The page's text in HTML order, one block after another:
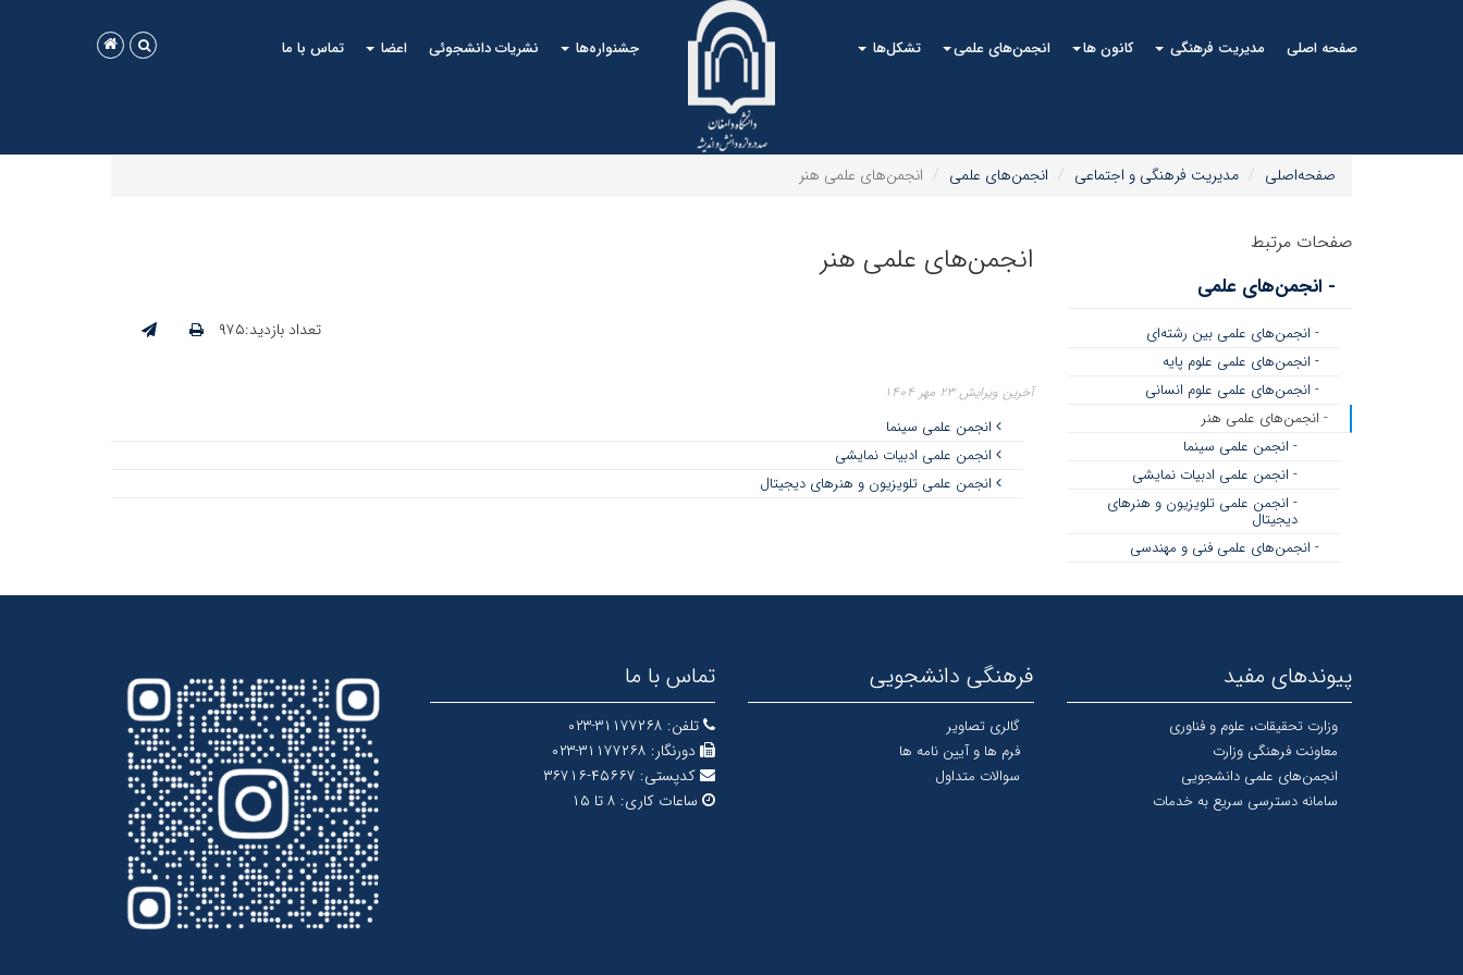
صفحه اصلی مدیریت فرهنگی کانون ها انجمن‌های علمی تشکل‌ها جشنواره‌ها نشریات دانشجوئی اعضا تماس با ما
صفحه‌اصلی مدیریت فرهنگی و اجتماعی انجمن‌های علمی انجمن‌های علمی هنر
انجمن‌های علمی هنر
تعداد بازدید:۹۷۵
آخرین ویرایش ۲۳ مهر ۱۴۰۴
انجمن علمی سینما
انجمن علمی ادبیات نمایشی
انجمن علمی تلویزیون و هنرهای دیجیتال
صفحات مرتبط
- انجمن‌های علمی
- انجمن‌های علمی بین رشته‌ای
- انجمن‌های علمی علوم پایه
- انجمن‌های علمی علوم انسانی
- انجمن‌های علمی هنر
- انجمن علمی سینما
- انجمن علمی ادبیات نمایشی
- انجمن علمی تلویزیون و هنرهای
دیجیتال
- انجمن‌های علمی فنی و مهندسی
پیوندهای مفید
وزارت تحقیقات، علوم و فناوری
معاونت فرهنگی وزارت
انجمن‌های علمی دانشجویی
سامانه دسترسی سریع به خدمات
فرهنگی دانشجویی
گالری تصاویر
فرم ها و آیین نامه ها
سوالات متداول
تماس با ما
تلفن: ۳۱۱۷۷۲۶۸-۰۲۳
دورنگار: ۳۱۱۷۷۲۶۸-۰۲۳
کدپستی: ۴۵۶۶۷-۳۶۷۱۶
ساعات کاری: ۸ تا ۱۵